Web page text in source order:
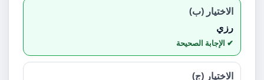
الاختيار (ب)
رزي
الاختيار (ج)